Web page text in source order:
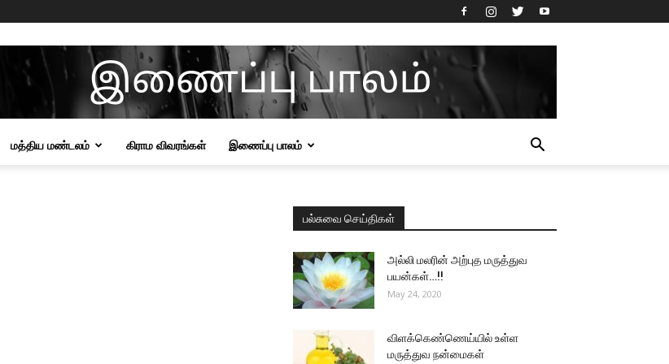
மத்திய மண்டலம் கிராம விவரங்கள் இணைப்பு பாலம்
பல்சுவை செய்திகள்
அல்லி மலரின் அற்புத மருத்துவ
பயன்கள்…!!
May 24, 2020
விளக்கெண்ணெய்யில் உள்ள
மருத்துவ நன்மைகள்